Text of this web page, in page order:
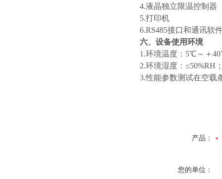
4.液晶独立限温控制器
5.打印机
6.RS485接口和通讯软
六、设备使用环境
1.环境温度：5℃～＋
2.环境湿度：≤50%RH
3.性能参数测试在空载
产品：
您的单位：